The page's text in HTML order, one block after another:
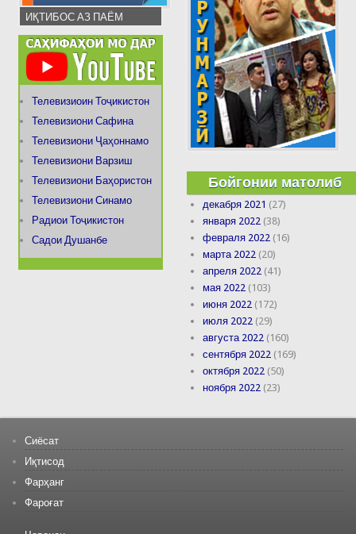
ИҚТИБОС АЗ ПАЁМ
Телевизиоин Тоҷикистон
Телевизиони Сафина
Телевизиони Ҷаҳоннамо
Телевизиони Варзиш
Телевизиони Баҳористон
Телевизиони Синамо
Радиои Тоҷикистон
Садои Душанбе
Бойгонии матолиб
декабря 2021 (27)
января 2022 (38)
февраля 2022 (16)
марта 2022 (20)
апреля 2022 (41)
мая 2022 (103)
июня 2022 (172)
июля 2022 (29)
августа 2022 (160)
сентября 2022 (169)
октября 2022 (50)
ноября 2022 (23)
Сиёсат
Иқтисод
Фарҳанг
Фароғат